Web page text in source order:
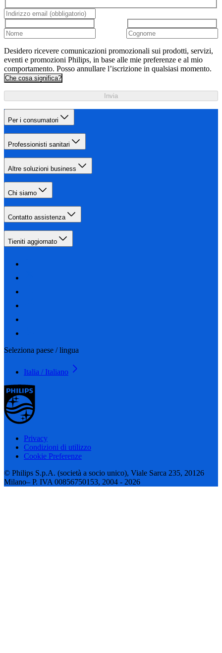
Desidero ricevere comunicazioni promozionali sui prodotti, servizi,
eventi e promozioni Philips, in base alle mie preferenze e al mio
comportamento. Posso annullare l’iscrizione in qualsiasi momento.
Che cosa significa?
Invia
Per i consumatori
Professionisti sanitari
Altre soluzioni business
Chi siamo
Contatto assistenza
Tieniti aggiornato
Seleziona paese / lingua
Italia / Italiano
Privacy
Condizioni di utilizzo
Cookie Preferenze
© Philips S.p.A. (società a socio unico), Viale Sarca 235, 20126
Milano– P. IVA 00856750153, 2004 - 2026